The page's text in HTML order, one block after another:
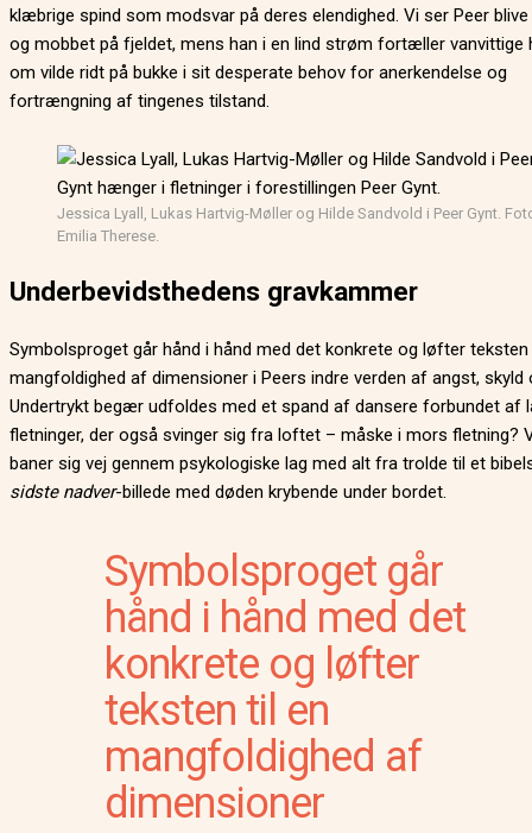
klæbrige spind som modsvar på deres elendighed. Vi ser Peer
og mobbet på fjeldet, mens han i en lind strøm fortæller vanvittige
om vilde ridt på bukke i sit desperate behov for anerkendelse og
fortrængning af tingenes tilstand.
Jessica Lyall, Lukas Hartvig-Møller og Hilde Sandvold i Peer Gynt.
Emilia Therese.
Underbevidsthedens gravkammer
Symbolsproget går hånd i hånd med det konkrete og løfter teksten
mangfoldighed af dimensioner i Peers indre verden af angst, skyld
Undertrykt begær udfoldes med et spand af dansere forbundet af
fletninger, der også svinger sig fra loftet – måske i mors fletning?
baner sig vej gennem psykologiske lag med alt fra trolde til et
sidste nadver-billede med døden krybende under bordet.
Symbolsproget går
hånd i hånd med det
konkrete og løfter
teksten til en
mangfoldighed af
dimensioner